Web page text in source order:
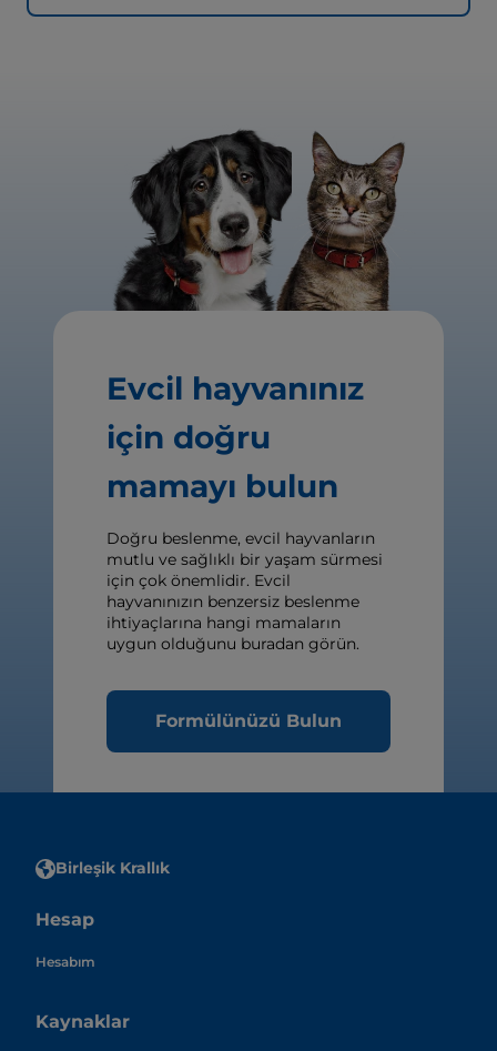
Evcil hayvanınız
için doğru
mamayı bulun
Doğru beslenme, evcil hayvanların
mutlu ve sağlıklı bir yaşam sürmesi
için çok önemlidir. Evcil
hayvanınızın benzersiz beslenme
ihtiyaçlarına hangi mamaların
uygun olduğunu buradan görün.
Formülünüzü Bulun
Birleşik Krallık
Hesap
Hesabım
Kaynaklar